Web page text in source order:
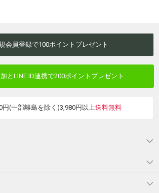
会員登録で100ポイントプレゼント
とLINE ID連携で200ポイントプレゼント
円(一部離島を除く)3,980円以上送料無料